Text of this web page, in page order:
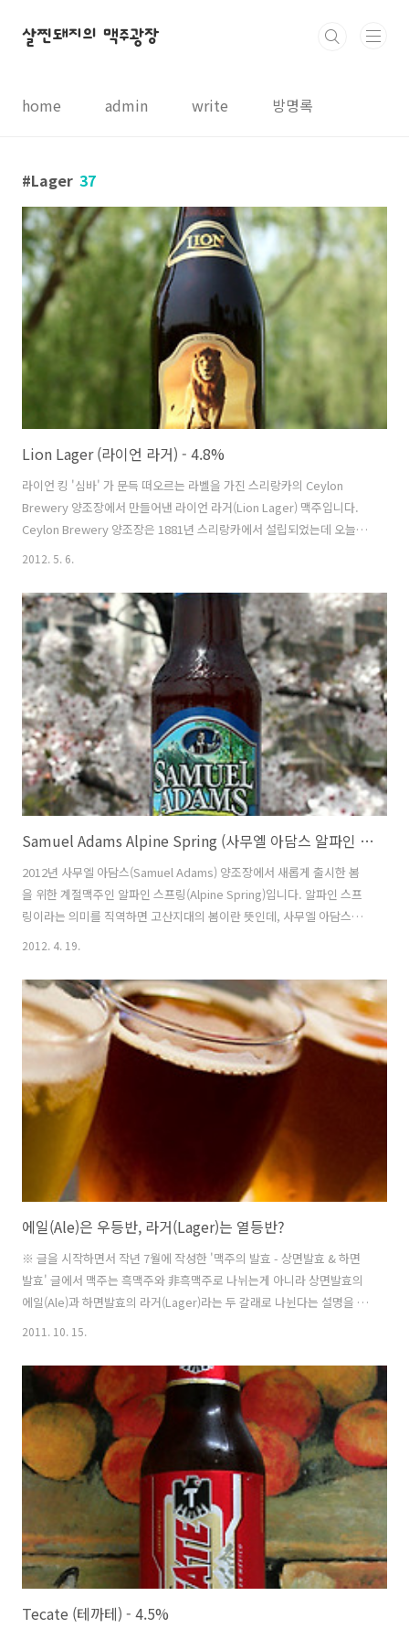
살찐돼지의 맥주광장
home admin write 방명록
Lager 37
Lion Lager (라이언 라거) - 4.8%
라이언 킹 '심바' 가 문득 떠오르는 라벨을 가진 스리랑카의 Ceylon
Brewery 양조장에서 만들어낸 라이언 라거(Lion Lager) 맥주입니다.
Ceylon Brewery 양조장은 1881년 스리랑카에서 설립되었는데 오늘
소개하는 '라이언 라거' 맥주는 1881년부터 그들과 함께해온 맥주로, 기
년 칼스버그 그룹은 Ceylon Brewery 의 주주가 되었고 스리랑카에서
칼스버그를 OEM 으로 생산하고 있기도 하며, 라이언 맥주의 스리랑카
시장 점유율은 86%에 이른다고합니다. 그 점유율가운데서 마시기 편하
고 접하기 쉬운 스타일인 페일라거에 속하는 '라이언 라거' 의 영향력은
상당하지 않을까요? - 블로그에 리뷰된 Ceyl..
2012. 5. 6.
Samuel Adams Alpine Spring (사무엘 아담스 알파인 스프링) - 5.5%
2012년 사무엘 아담스(Samuel Adams) 양조장에서 새롭게 출시한 봄
을 위한 계절맥주인 알파인 스프링(Alpine Spring)입니다. 알파인 스프
링이라는 의미를 직역하면 고산지대의 봄이란 뜻인데, 사무엘 아담스가
특별히 지칭한 고산지대는 유럽의 알프스지역입니다. 알프스 산맥의 북
내에서 맥주가 가장 발달한 지방이기도 하죠. 사무엘 아담스의 '알파인
스프링' 은 라거(Lager)맥주로, 바이에른식 라거맥주들에 대한 동경으
로 만들었다는 설명이 있군요~ - 사무엘 아담스(Samuel Adams)의 다
른 맥주들 - Samuel Adams Boston Lager (사무엘 아담스 보스턴 라
거) - 4.8% - 2009.08.30 Sa..
2012. 4. 19.
에일(Ale)은 우등반, 라거(Lager)는 열등반?
※ 글을 시작하면서 작년 7월에 작성한 '맥주의 발효 - 상면발효 & 하면
발효' 글에서 맥주는 흑맥주와 非흑맥주로 나뉘는게 아니라 상면발효의
에일(Ale)과 하면발효의 라거(Lager)라는 두 갈래로 나뉜다는 설명을 드
린적이 있습니다. 그리고 지난 8월 '맥주 맛은 과연 똑같은가?' 글에선 한
꼬집은적도 있죠. 오늘 저의 글의 논제는 에일과 라거, 두 맥주의 점유율
불균형으로 인해 생긴 에일의 품귀현상, 은근한 라거폄하 풍조, 매니아들
이 에일에 빠지는 이유등을 이야기하고자 합니다. - 많이 마실 수록 에일
(Ale)에 매료되는 이유 사람은 내성을 가진 동물입니다. 자극에 지속적으
로 노출되다보면 어느순간 무덤덤해지게되죠. 입 맛도 마찬가지인데..
2011. 10. 15.
Tecate (테까테) - 4.5%